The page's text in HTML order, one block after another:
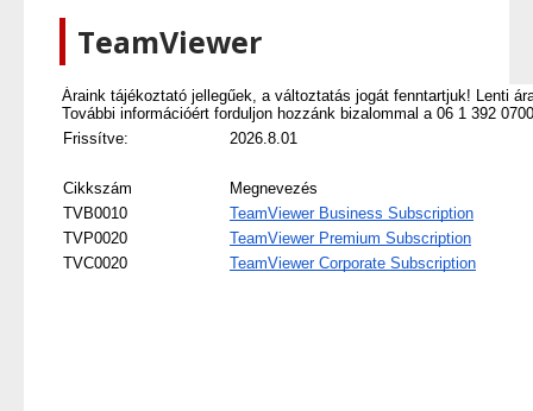
TeamViewer